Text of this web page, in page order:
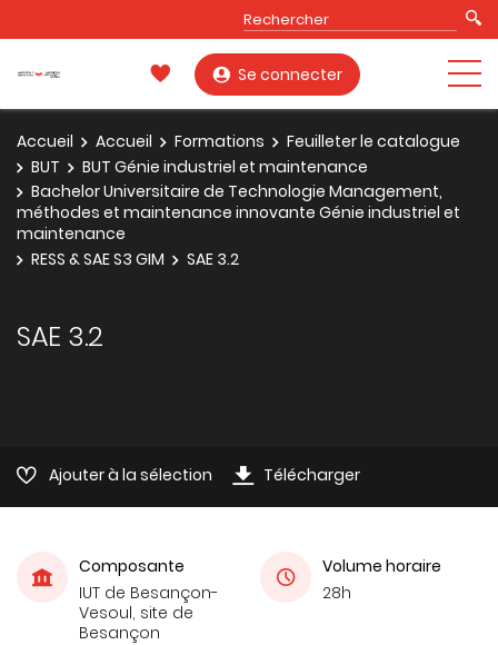
Se connecter
Accueil Accueil Formations
Feuilleter le catalogue
BUT
BUT Génie industriel et maintenance
Bachelor Universitaire de Technologie Management,
méthodes et maintenance innovante Génie industriel et
maintenance
RESS & SAE S3 GIM
SAE 3.2
SAE 3.2
Ajouter à la sélection Télécharger
Composante
IUT de Besançon-
Vesoul, site de
Besançon
Volume horaire
28h